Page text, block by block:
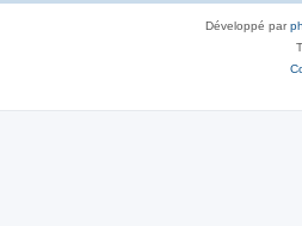
Développé par